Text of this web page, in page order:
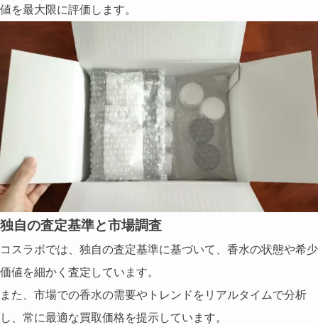
値を最大限に評価します。
独自の査定基準と市場調査
コスラボでは、独自の査定基準に基づいて、香水の状態や希少
価値を細かく査定しています。
また、市場での香水の需要やトレンドをリアルタイムで分析
し、常に最適な買取価格を提示しています。